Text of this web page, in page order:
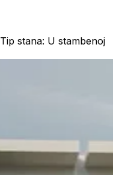
Tip stana: U stambenoj